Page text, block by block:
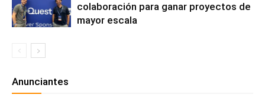
colaboración para ganar proyectos de
mayor escala
Anunciantes